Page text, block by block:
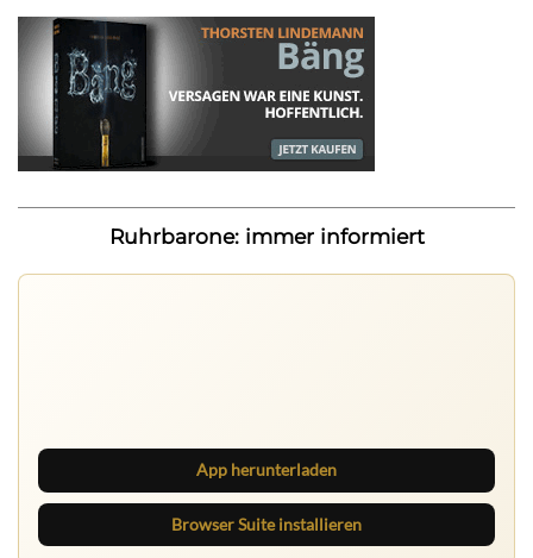
Ruhrbarone: immer informiert
App herunterladen
Browser Suite installieren